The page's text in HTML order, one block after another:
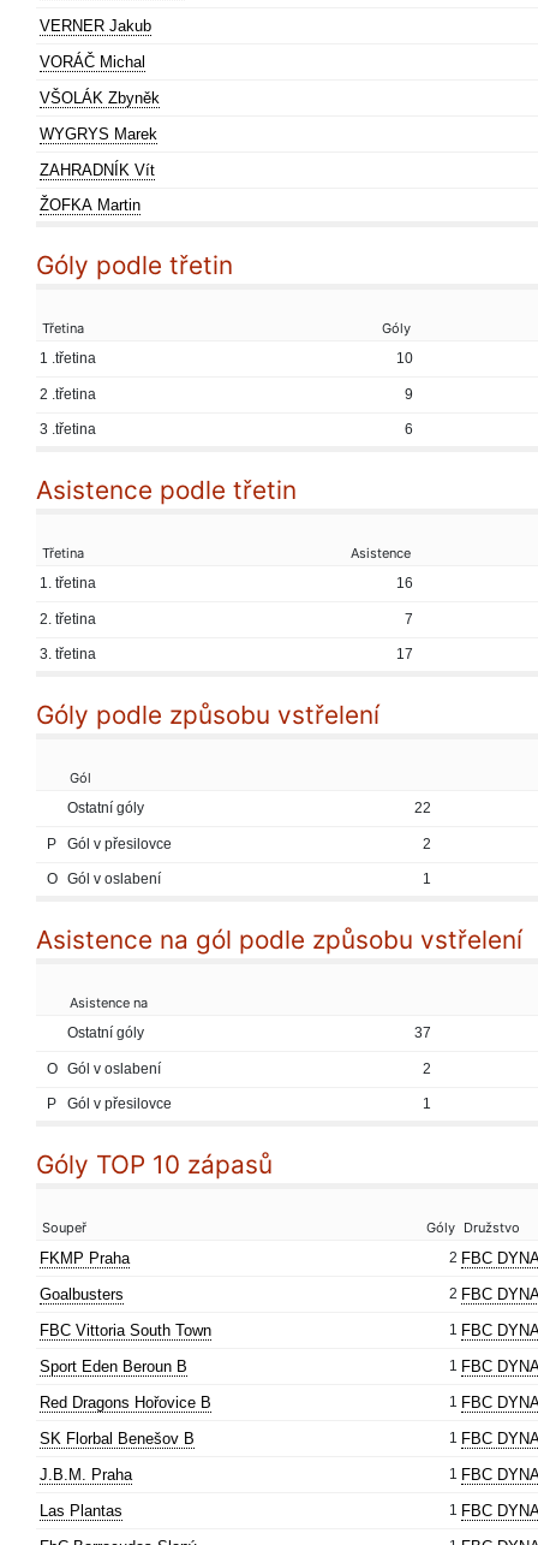
VERNER Jakub
VORÁČ Michal
VŠOLÁK Zbyněk
WYGRYS Marek
ZAHRADNÍK Vít
ŽOFKA Martin
Góly podle třetin
Třetina
Góly
1 .třetina
10
2 .třetina 9
3 .třetina 6
Asistence podle třetin
Třetina
Asistence
1. třetina
16
2. třetina 7
3. třetina 17
Góly podle způsobu vstřelení
Gól
Ostatní góly
22
P Gól v přesilovce 2
O Gól v oslabení 1
Asistence na gól podle způsobu vstřelení
Asistence na
Ostatní góly
37
O Gól v oslabení 2
P Gól v přesilovce 1
Góly TOP 10 zápasů
Soupeř Góly Družstvo
FKMP Praha 2 FBC
Goalbusters
2 FBC
FBC Vittoria South Town
1 FBC
Sport Eden Beroun B
1 FBC
Red Dragons Hořovice B
1 FBC
SK Florbal Benešov B
1 FBC
J.B.M. Praha
1 FBC
Las Plantas
1 FBC